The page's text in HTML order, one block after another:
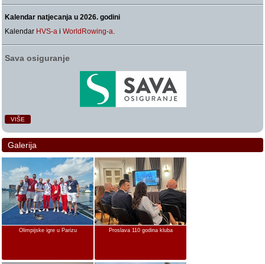
Kalendar natjecanja u 2026. godini
Kalendar HVS-a iWorldRowing-a.
Sava osiguranje
VIŠE
Galerija
Olimpijske igre u Parizu Proslava 110 godina kluba